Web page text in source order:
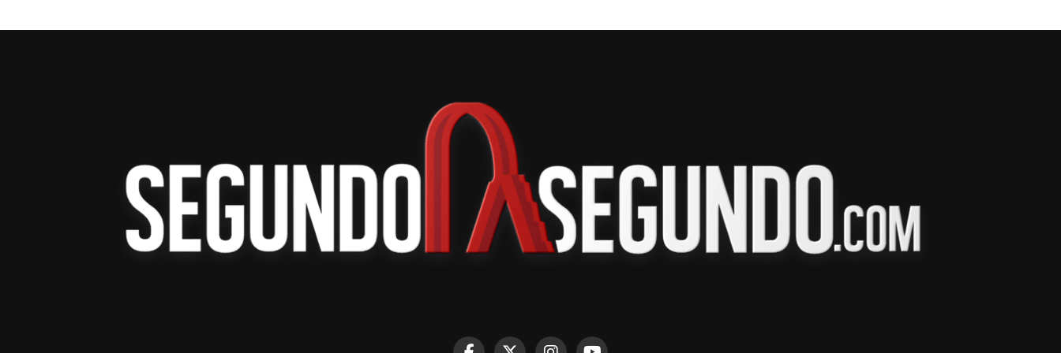
cumplen con el T-MEC se mantiene, aunque ahora cambia su fundamento legal al pasar de la
Sección 122 a la Sección 301. Añadió que el Gobierno de México continúa las conversaciones
con el representante comercial estadounidense para acercar posiciones en materia
comercial.
La presidenta Claudia Sheinbaum informó que este jueves sostuvo una reunión con Jamieson
Greer en Palacio Nacional, donde ambas partes avanzaron en la revisión del T-MEC y en otros